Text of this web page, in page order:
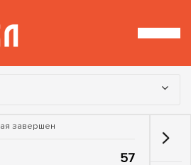
завершен
57